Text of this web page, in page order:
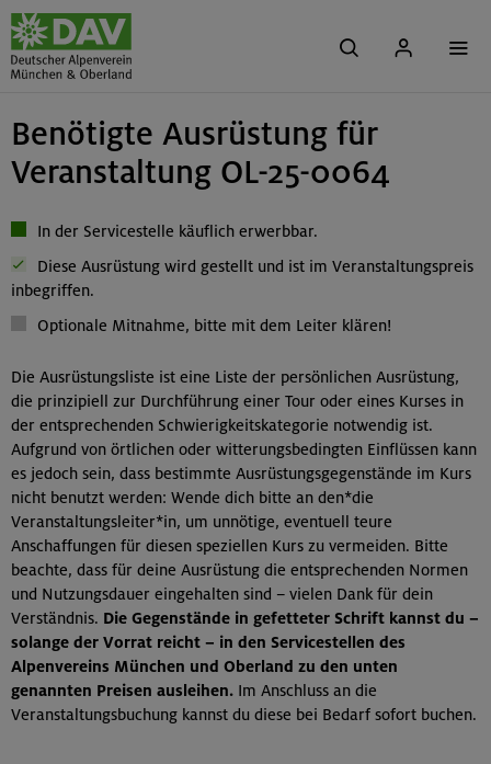
Benötigte Ausrüstung für
Veranstaltung OL-25-0064
In der Servicestelle käuflich erwerbbar.
Diese Ausrüstung wird gestellt und ist im Veranstaltungspreis
inbegriffen.
Optionale Mitnahme, bitte mit dem Leiter klären!
Die Ausrüstungsliste ist eine Liste der persönlichen Ausrüstung,
die prinzipiell zur Durchführung einer Tour oder eines Kurses in
der entsprechenden Schwierigkeitskategorie notwendig ist.
Aufgrund von örtlichen oder witterungsbedingten Einflüssen kann
es jedoch sein, dass bestimmte Ausrüstungsgegenstände im Kurs
nicht benutzt werden: Wende dich bitte an den*die
Veranstaltungsleiter*in, um unnötige, eventuell teure
Anschaffungen für diesen speziellen Kurs zu vermeiden. Bitte
beachte, dass für deine Ausrüstung die entsprechenden Normen
und Nutzungsdauer eingehalten sind – vielen Dank für dein
Verständnis. Die Gegenstände in gefetteter Schrift kannst du –
solange der Vorrat reicht – in den Servicestellen des
Alpenvereins München und Oberland zu den unten
genannten Preisen ausleihen. Im Anschluss an die
Veranstaltungsbuchung kannst du diese bei Bedarf sofort buchen.